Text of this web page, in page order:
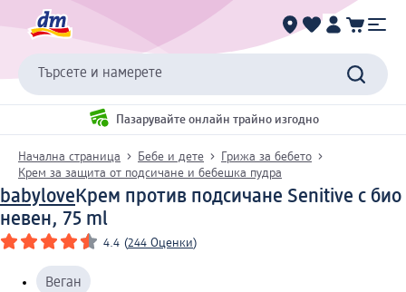
Търсете и намерете
Пазарувайте онлайн трайно изгодно
Начална страница Бебе и дете
Грижа за бебето
Крем за защита от подсичане и бебешка пудра
babylove Крем против подсичане Senitive с био
невен, 75 ml
4.4 (244 Оценки)
Веган